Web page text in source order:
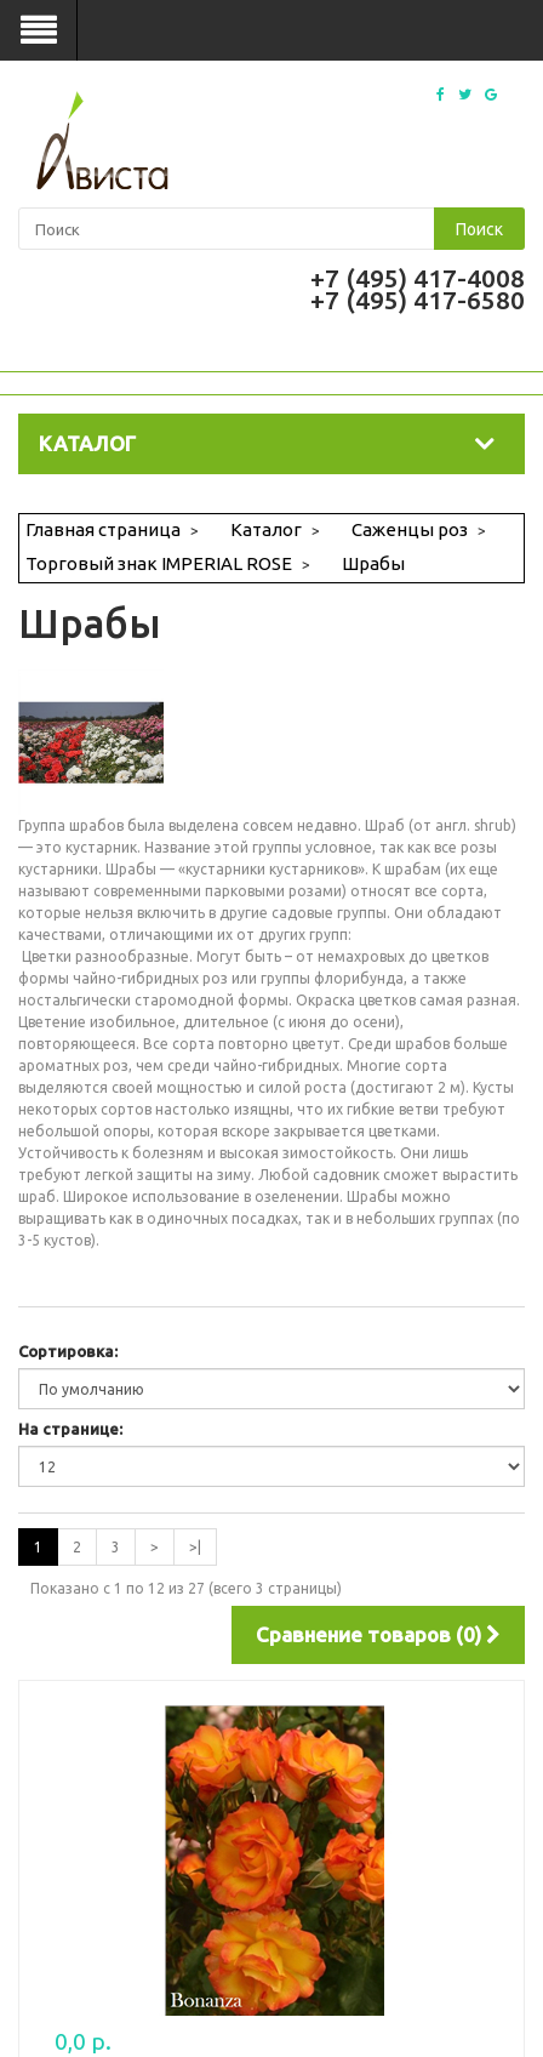
Поиск
+7 (495) 417-4008
+7 (495) 417-6580
КАТАЛОГ
Главная страница Каталог
Саженцы роз
Торговый знак IMPERIAL ROSE
Шрабы
Шрабы
Группа шрабов была выделена совсем недавно. Шраб (от англ. shrub)
— это кустарник. Название этой группы условное, так как все розы
кустарники. Шрабы — «кустарники кустарников». К шрабам (их еще
называют современными парковыми розами) относят все сорта,
которые нельзя включить в другие садовые группы. Они обладают
качествами, отличающими их от других групп:
Цветки разнообразные. Могут быть – от немахровых до цветков
формы чайно-гибридных роз или группы флорибунда, а также
ностальгически старомодной формы. Окраска цветков самая разная.
Цветение изобильное, длительное (с июня до осени),
повторяющееся. Все сорта повторно цветут. Среди шрабов больше
ароматных роз, чем среди чайно-гибридных. Многие сорта
выделяются своей мощностью и силой роста (достигают 2 м). Кусты
некоторых сортов настолько изящны, что их гибкие ветви требуют
небольшой опоры, которая вскоре закрывается цветками.
Устойчивость к болезням и высокая зимостойкость. Они лишь
требуют легкой защиты на зиму. Любой садовник сможет вырастить
шраб. Широкое использование в озеленении. Шрабы можно
выращивать как в одиночных посадках, так и в небольших группах (по
3-5 кустов).
Сортировка:
На странице:
1 2 3 > >|
Показано с 1 по 12 из 27 (всего 3 страницы)
Сравнение товаров (0)
0,0 р.